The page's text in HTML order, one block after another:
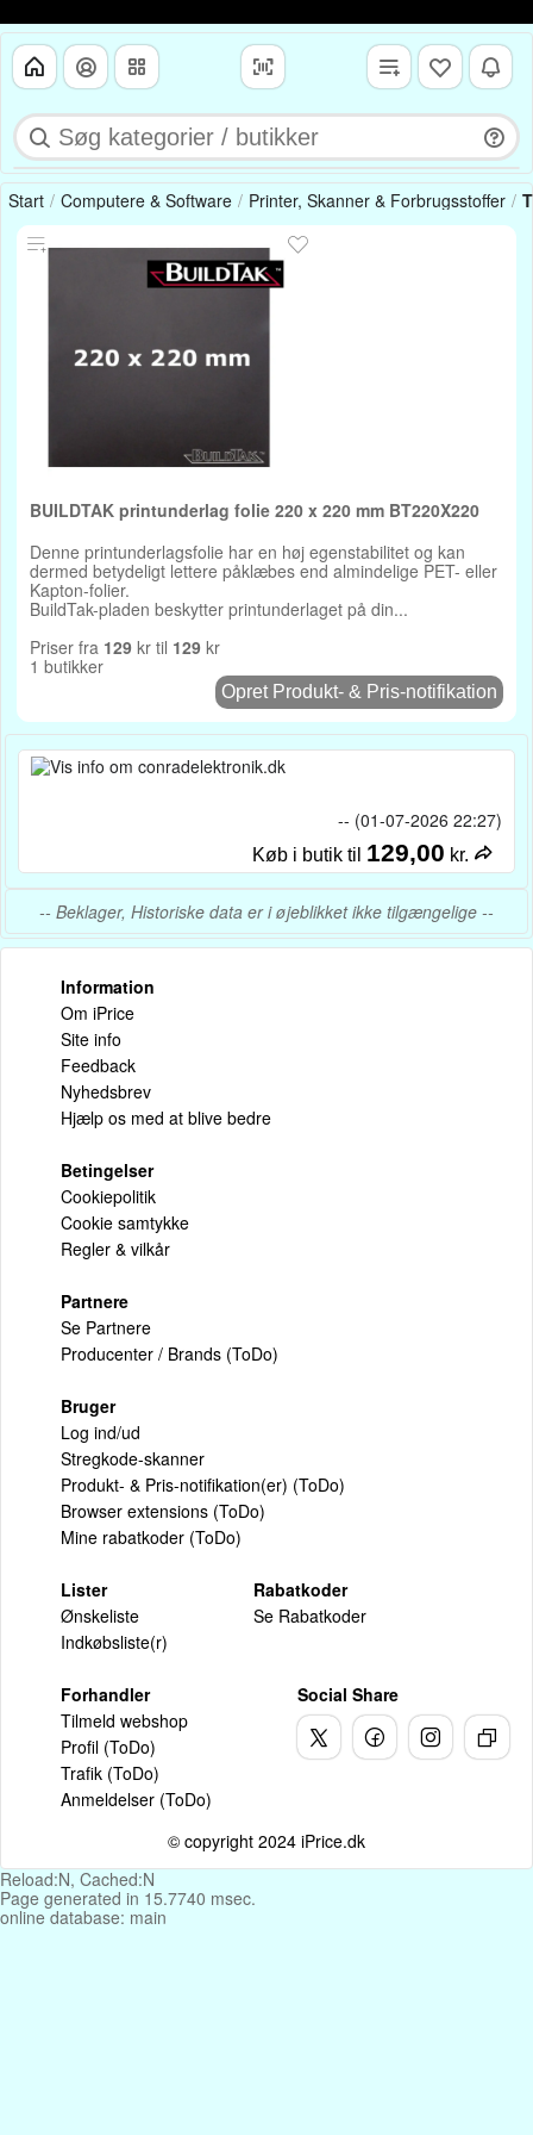
Start Computere & Software Printer, Skanner & Forbrugsstoffer
BUILDTAK printunderlag folie 220 x 220 mm BT220X220
Denne printunderlagsfolie har en høj egenstabilitet og kan
dermed betydeligt lettere påklæbes end almindelige PET- eller
Kapton-folier.
BuildTak-pladen beskytter printunderlaget på din...
Priser fra 129 kr til 129 kr
1 butikker
Opret Produkt- & Pris-notifikation
-- (01-07-2026 22:27)
Køb i butik til 129,00 kr.
-- Beklager, Historiske data er i øjeblikket ikke tilgængelige --
Information
Om iPrice
Site info
Feedback
Nyhedsbrev
Hjælp os med at blive bedre
Betingelser
Cookiepolitik
Cookie samtykke
Regler & vilkår
Partnere
Se Partnere
Producenter / Brands (ToDo)
Bruger
Log ind/ud
Stregkode-skanner
Produkt- & Pris-notifikation(er) (ToDo)
Browser extensions (ToDo)
Mine rabatkoder (ToDo)
Lister
Ønskeliste
Indkøbsliste(r)
Rabatkoder
Se Rabatkoder
Forhandler
Tilmeld webshop
Profil (ToDo)
Trafik (ToDo)
Anmeldelser (ToDo)
Social Share
© copyright 2024 iPrice.dk
Reload:N, Cached:N
Page generated in 15.7740 msec.
online database: main